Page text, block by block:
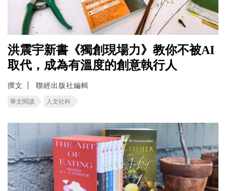
洪震宇新書《獨創現場力》教你不被AI
取代，成為有溫度的創意執行人
撰文 聯經出版社編輯
華文閱讀 人文社科